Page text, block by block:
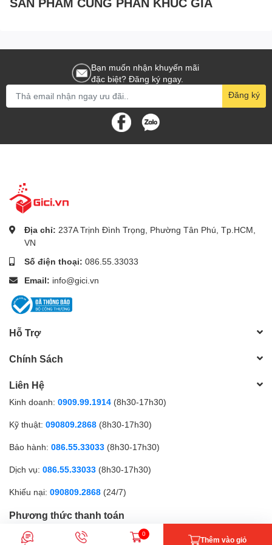
Bạn muốn nhận khuyến mãi
đặc biệt? Đăng ký ngay.
Đăng ký
Địa chỉ: 237A Trịnh Đình Trọng, Phường Tân Phú, Tp.HCM,
VN
Số điện thoại: 086.55.33033
Email: info@gici.vn
Hỗ Trợ
Chính Sách
Liên Hệ
Kinh doanh: 0909.99.1914 (8h30-17h30)
Kỹ thuật: 090809.2868 (8h30-17h30)
Bảo hành: 086.55.33033 (8h30-17h30)
Dịch vụ: 086.55.33033 (8h30-17h30)
Khiếu nại: 090809.2868 (24/7)
Phương thức thanh toán
0
Thêm vào giỏ